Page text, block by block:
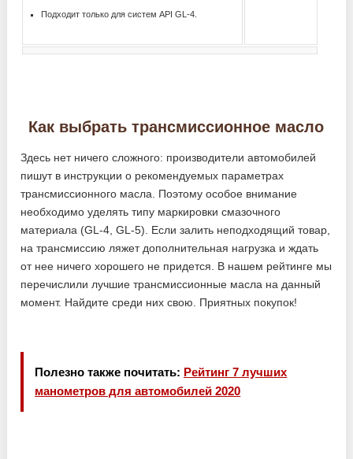
Подходит только для систем API GL-4.
Как выбрать трансмиссионное масло
Здесь нет ничего сложного: производители автомобилей
пишут в инструкции о рекомендуемых параметрах
трансмиссионного масла. Поэтому особое внимание
необходимо уделять типу маркировки смазочного
материала (GL-4, GL-5). Если залить неподходящий товар,
на трансмиссию ляжет дополнительная нагрузка и ждать
от нее ничего хорошего не придется. В нашем рейтинге мы
перечислили лучшие трансмиссионные масла на данный
момент. Найдите среди них свою. Приятных покупок!
Полезно также почитать: Рейтинг 7 лучших
манометров для автомобилей 2020